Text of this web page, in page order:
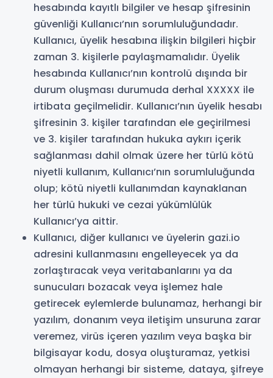
hesabında kayıtlı bilgiler ve hesap şifresinin
güvenliği Kullanıcı’nın sorumluluğundadır.
Kullanıcı, üyelik hesabına ilişkin bilgileri hiçbir
zaman 3. kişilerle paylaşmamalıdır. Üyelik
hesabında Kullanıcı’nın kontrolü dışında bir
durum oluşması durumuda derhal XXXXX ile
irtibata geçilmelidir. Kullanıcı’nın üyelik hesabı
şifresinin 3. kişiler tarafından ele geçirilmesi
ve 3. kişiler tarafından hukuka aykırı içerik
sağlanması dahil olmak üzere her türlü kötü
niyetli kullanım, Kullanıcı’nın sorumluluğunda
olup; kötü niyetli kullanımdan kaynaklanan
her türlü hukuki ve cezai yükümlülük
Kullanıcı’ya aittir.
Kullanıcı, diğer kullanıcı ve üyelerin gazi.io
adresini kullanmasını engelleyecek ya da
zorlaştıracak veya veritabanlarını ya da
sunucuları bozacak veya işlemez hale
getirecek eylemlerde bulunamaz, herhangi bir
yazılım, donanım veya iletişim unsuruna zarar
veremez, virüs içeren yazılım veya başka bir
bilgisayar kodu, dosya oluşturamaz, yetkisi
olmayan herhangi bir sisteme, dataya, şifreye